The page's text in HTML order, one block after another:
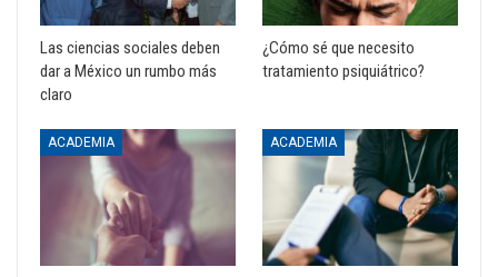
Las ciencias sociales deben
dar a México un rumbo más
claro
¿Cómo sé que necesito
tratamiento psiquiátrico?
ACADEMIA ACADEMIA